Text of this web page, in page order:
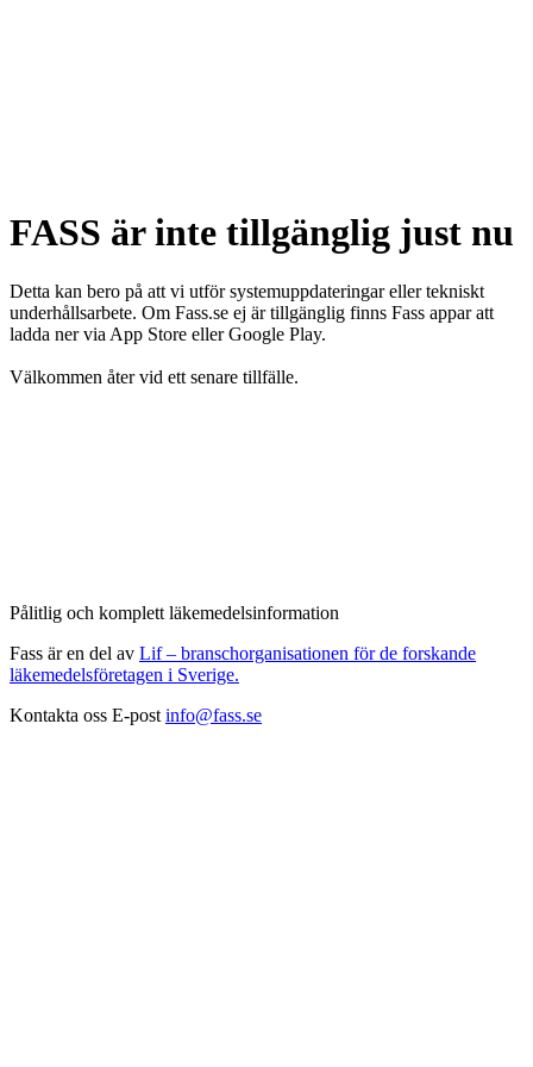
FASS är inte tillgänglig just nu
Detta kan bero på att vi utför systemuppdateringar eller tekniskt
underhållsarbete. Om Fass.se ej är tillgänglig finns Fass appar att
ladda ner via App Store eller Google Play.
Välkommen åter vid ett senare tillfälle.
Pålitlig och komplett läkemedelsinformation
Fass är en del av Lif – branschorganisationen för de forskande
läkemedelsföretagen i Sverige.
Kontakta oss E-post info@fass.se